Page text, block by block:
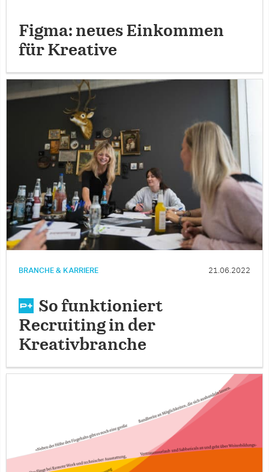
Figma: neues Einkommen
für Kreative
BRANCHE & KARRIERE 21.06.2022
So funktioniert
Recruiting in der
Kreativbranche